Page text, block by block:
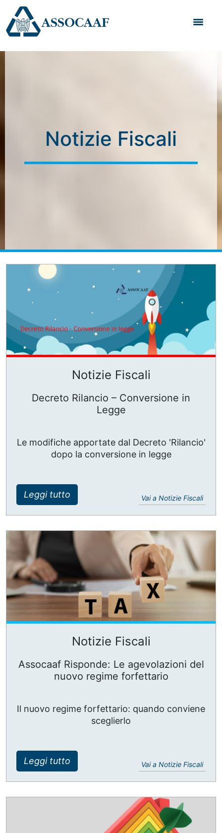
Vai al contenuto
Notizie Fiscali
Notizie Fiscali
Decreto Rilancio – Conversione in
Legge
Le modifiche apportate dal Decreto 'Rilancio'
dopo la conversione in legge
Leggi tutto Vai a Notizie Fiscali
Notizie Fiscali
Assocaaf Risponde: Le agevolazioni del
nuovo regime forfettario
Il nuovo regime forfettario: quando conviene
sceglierlo
Leggi tutto Vai a Notizie Fiscali